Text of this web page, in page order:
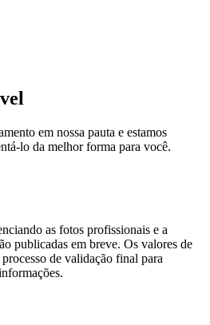
em nossa pauta e estamos
lo da melhor forma para você.
as fotos profissionais e a
publicadas em breve. Os valores de
de validação final para